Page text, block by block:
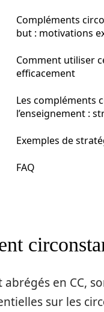
Compléments
but : motivations
Comment utiliser
efficacement
Les compléments
l’enseignement :
Exemples de
FAQ
en CC,
sur les